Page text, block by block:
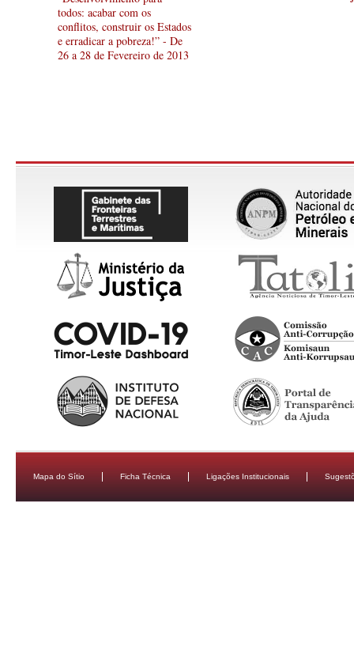
todos: acabar com os
conflitos, construir os Estados
e erradicar a pobreza!” - De
26 a 28 de Fevereiro de 2013
Mapa do Sítio Ficha Técnica Ligações Institucionais